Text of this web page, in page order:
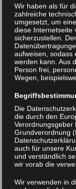
DSC07856
Beitrags-
Navigation
< DSC07854
Wir haben als für
zahlreiche
umgesetzt, um
diese Internetseite
sicherzustellen.
aufweisen, sodass
werden kann. Aus
Person frei,
Wegen,
Die
die durch den
Verordnungsgeber
Grundverordnung
auch für unsere
und verständlich
wir vorab die
Wir verwenden in